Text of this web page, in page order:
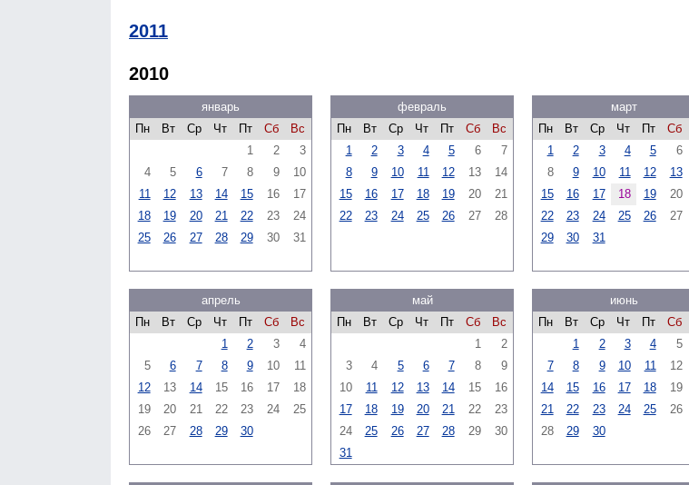
2011
2010
январь
Пн
Вт Ср Чт Пт Сб
Вс
1
2
3
4
5 6 7 8 9
10
11
12 13 14 15 16
17
18
19 20 21 22 23
24
25
26 27 28 29 30 31
февраль
Пн
Вт Ср Чт Пт Сб
Вс
1
2 3 4 5 6
7
8
9 10 11 12 13
14
15
16 17 18 19 20
21
22
23 24 25 26 27 28
март
Пн
Вт Ср Чт Пт Сб
1
2 3 4 5 6
8
9 10 11 12 13
15
16 17 18 19 20
22
23 24 25 26 27
29
30 31
апрель
Пн
Вт Ср Чт Пт Сб
Вс
1
2 3
4
5
6 7 8 9 10
11
12
13 14 15 16 17
18
19
20 21 22 23 24
25
26
27 28 29 30
май
Пн
Вт Ср Чт Пт Сб
Вс
1
2
3
4 5 6 7 8
9
10
11 12 13 14 15
16
17
18 19 20 21 22
23
24
25 26 27 28 29
30
31
июнь
Пн
Вт Ср Чт Пт Сб
1
2 3 4 5
7
8 9 10 11 12
14
15 16 17 18 19
21
22 23 24 25 26
28
29 30